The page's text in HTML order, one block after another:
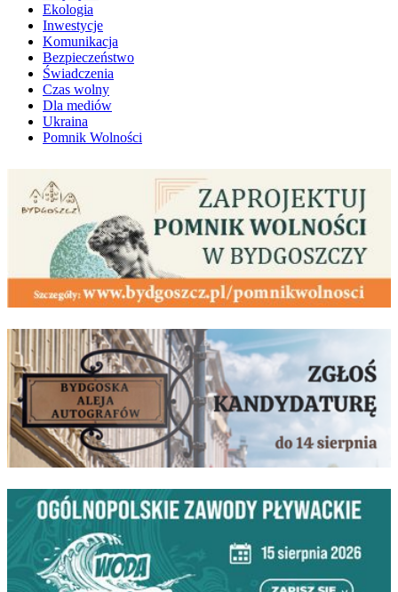
Ekologia
Inwestycje
Komunikacja
Bezpieczeństwo
Świadczenia
Czas wolny
Dla mediów
Ukraina
Pomnik Wolności